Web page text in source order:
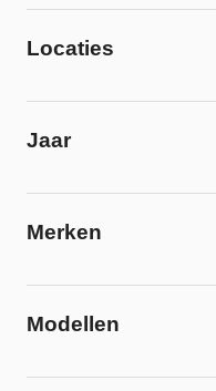
Locaties
Jaar
Merken
Modellen